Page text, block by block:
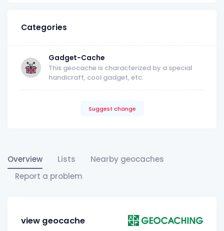
Categories
Gadget-Cache
This geocache is characterized by a special
handicraft, cool gadget, etc.
Suggest change
Overview Lists
Nearby geocaches
Report a problem
view geocache